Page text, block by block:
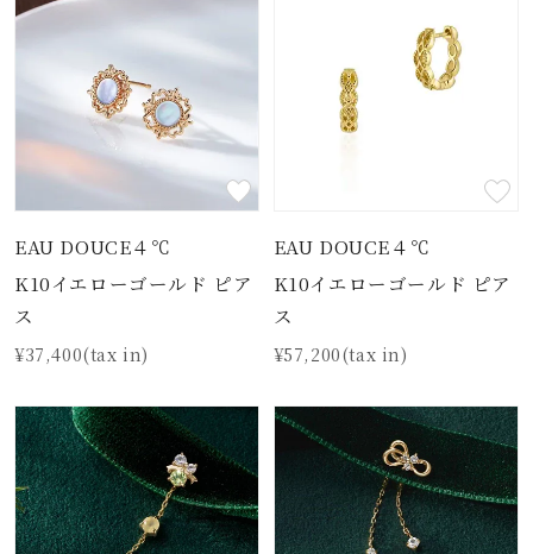
EAU DOUCE４℃
K10イエローゴールド ピア
ス
¥37,400(tax in)
EAU DOUCE４℃
K10イエローゴールド ピア
ス
¥57,200(tax in)